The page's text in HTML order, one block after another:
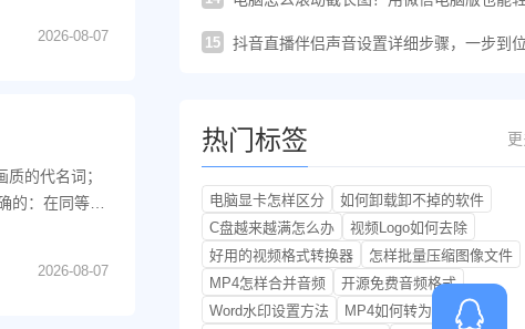
2026-08-07
的代名词；
：在同等文
2026-08-07
15
抖音直播伴侣声音设置详细步骤，一步到
热门标签
电脑显卡怎样区分
如何卸载卸不掉的软件
C盘越来越满怎么办
视频Logo如何去除
好用的视频格式转换器
怎样批量压缩图像文件
MP4怎样合并音频
开源免费音频格式
Word水印设置方法
MP4如何转为MP3